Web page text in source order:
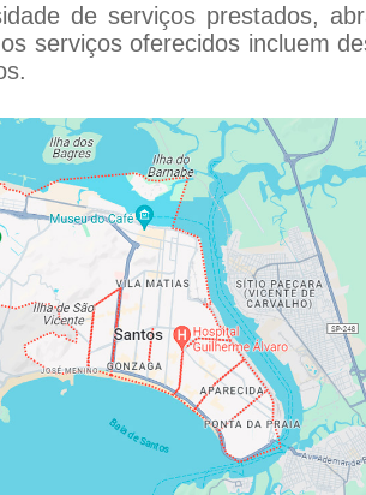
de serviços prestados,
serviços oferecidos incluem